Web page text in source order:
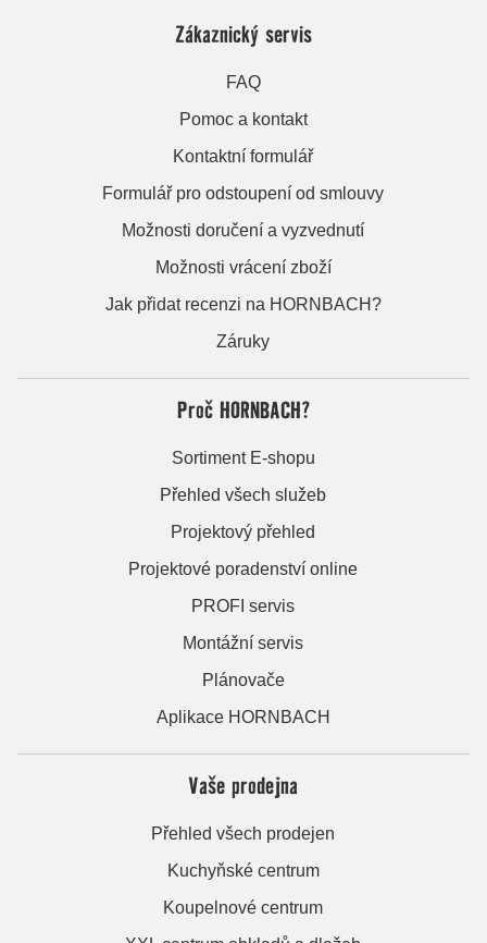
Zákaznický servis
FAQ
Pomoc a kontakt
Kontaktní formulář
Formulář pro odstoupení od smlouvy
Možnosti doručení a vyzvednutí
Možnosti vrácení zboží
Jak přidat recenzi na HORNBACH?
Záruky
Proč HORNBACH?
Sortiment E-shopu
Přehled všech služeb
Projektový přehled
Projektové poradenství online
PROFI servis
Montážní servis
Plánovače
Aplikace HORNBACH
Vaše prodejna
Přehled všech prodejen
Kuchyňské centrum
Koupelnové centrum